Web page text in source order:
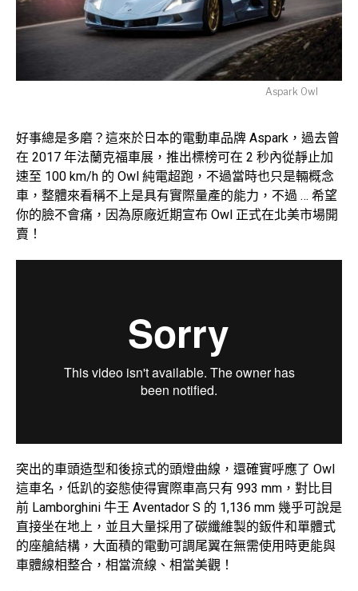
Aspark Owl
好事總是多磨？這來於日本的電動車品牌 Aspark，過去曾
在 2017 年法蘭克福車展，推出標榜可在 2 秒內從靜止加
速至 100 km/h 的 Owl 純電超跑，不過當時也只是輛概念
車，整體來看稱不上是具有實際量產的能力，不過 … 希望
你的臉不會痛，因為原廠近期宣布 Owl 正式在北美市場開
賣！
突出的車頭造型和後掠式的頭燈曲線，還確實呼應了 Owl
這車名，低趴的姿態使得實際車高只有 993 mm，對比目
前 Lamborghini 牛王 Aventador S 的 1,136 mm 幾乎可說是
直接坐在地上，並且大量採用了碳纖維製的鈑件和單體式
的座艙結構，大面積的電動可調尾翼在無需使用時更能與
車體線相整合，相當流線、相當美觀！